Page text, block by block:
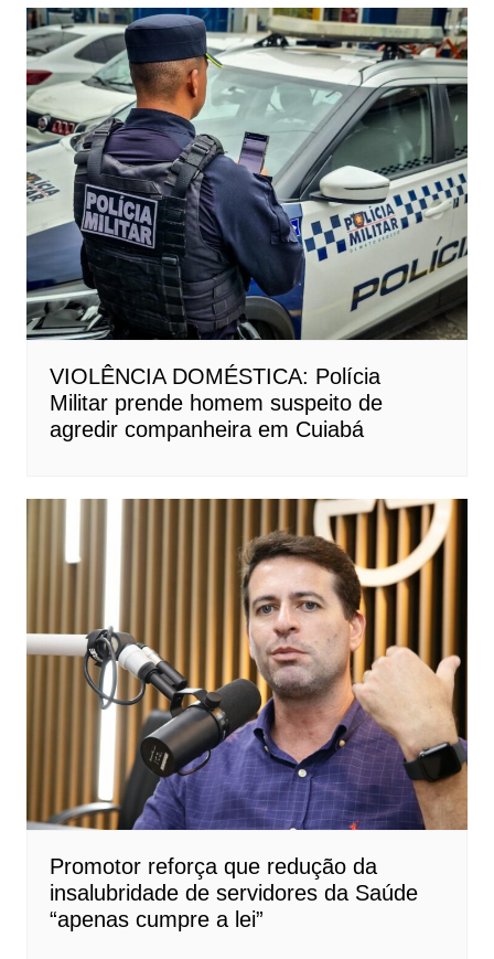
VIOLÊNCIA DOMÉSTICA: Polícia
Militar prende homem suspeito de
agredir companheira em Cuiabá
Promotor reforça que redução da
insalubridade de servidores da Saúde
“apenas cumpre a lei”